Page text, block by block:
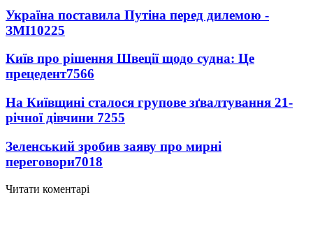
Україна поставила Путіна перед дилемою -
ЗМІ10225
Київ про рішення Швеції щодо судна: Це
прецедент7566
На Київщині сталося групове зґвалтування 21-
річної дівчини 7255
Зеленський зробив заяву про мирні
переговори7018
Читати коментарі